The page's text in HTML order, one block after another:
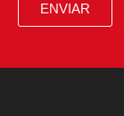
ENVIAR